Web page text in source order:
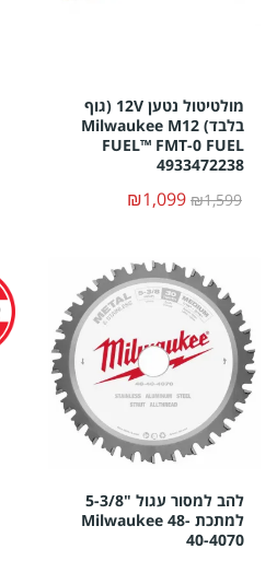
מולטיטול נטען 12V (גוף
בלבד) Milwaukee M12
FUEL™ FMT-0 FUEL
4933472238
₪1,599
₪1,099
להב למסור עגול "5-3/8
למתכת Milwaukee 48-
40-4070